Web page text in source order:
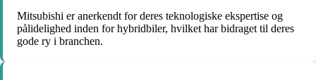
Mitsubishi er anerkendt for deres teknologiske ekspertise og
pålidelighed inden for hybridbiler, hvilket har bidraget til deres
gode ry i branchen.